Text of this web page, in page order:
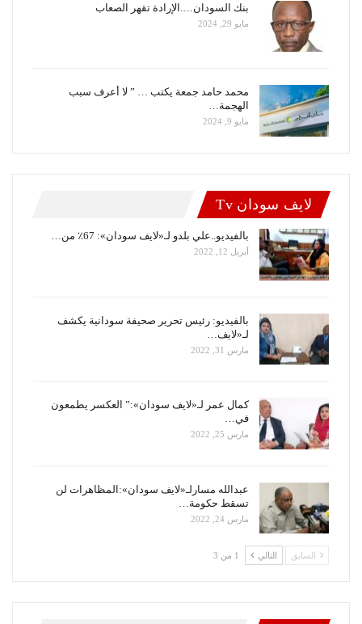
بنك السودان….الإرادة تقهر الصعاب
مايو 29, 2024
محمد حامد جمعة يكتب … ” لا أعرف سبب
الهجمة…
مايو 9, 2024
لايف سودان Tv
بالفيديو..علي بلدو لـ«لايف سودان»: 67٪ من…
أبريل 12, 2022
بالفيديو: رئيس تحرير صحيفة سودانية يكشف
لـ«لايف…
مارس 31, 2022
كمال عمر لـ«لايف سودان»:” العكسر يطمعون
في…
مارس 25, 2022
عبدالله مسارلـ«لايف سودان»:المظاهرات لن
تسقط حكومة…
مارس 24, 2022
السابق التالي 1 من 3